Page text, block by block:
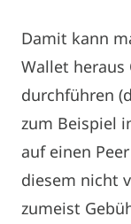
Damit kann
Wallet heraus
durchführen
zum Beispiel
auf einen
diesem nicht
zumeist